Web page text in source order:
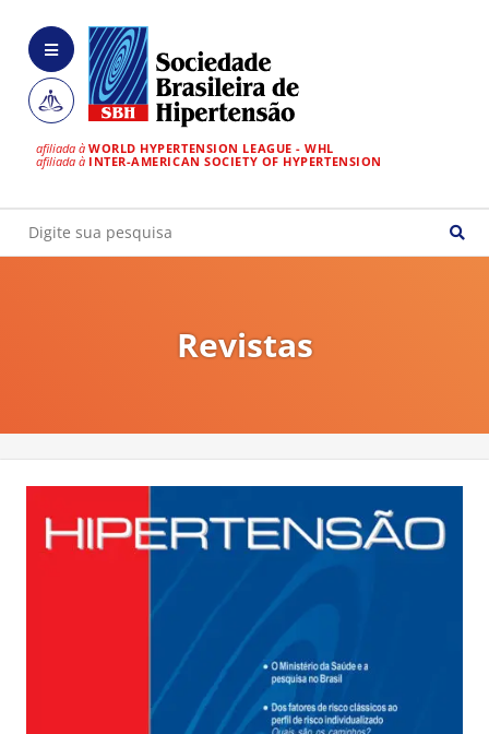
afiliada à WORLD HYPERTENSION LEAGUE - WHL
afiliada à INTER-AMERICAN SOCIETY OF HYPERTENSION
Revistas